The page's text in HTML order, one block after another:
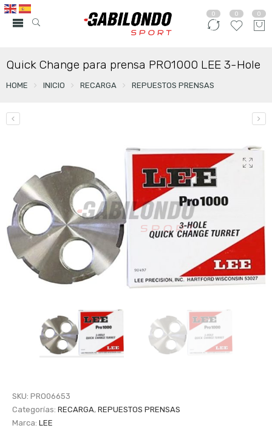
0 0 0
Quick Change para prensa PRO1000 LEE 3-Hole
HOME INICIO RECARGA REPUESTOS PRENSAS
SKU: PRO06653
Categorías: RECARGA, REPUESTOS PRENSAS
Marca: LEE